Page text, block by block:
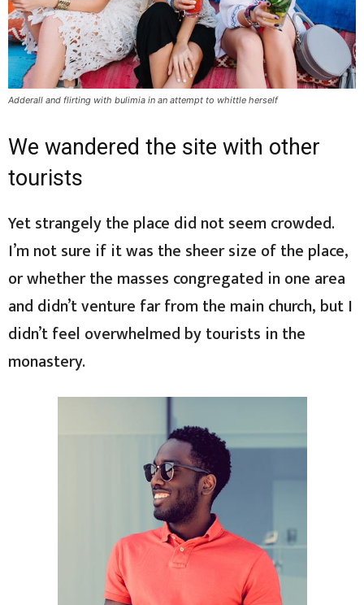
Adderall and flirting with bulimia in an attempt to whittle herself
We wandered the site with other
tourists
Yet strangely the place did not seem crowded.
I’m not sure if it was the sheer size of the place,
or whether the masses congregated in one area
and didn’t venture far from the main church, but I
didn’t feel overwhelmed by tourists in the
monastery.